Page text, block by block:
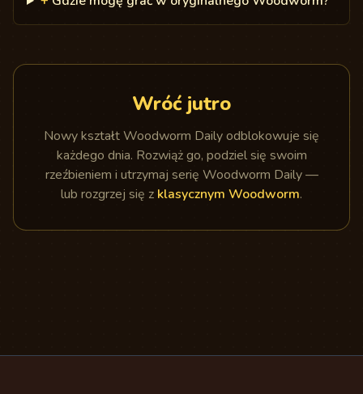
Wróć jutro
Nowy kształt Woodworm Daily odblokowuje się
każdego dnia. Rozwiąż go, podziel się swoim
rzeźbieniem i utrzymaj serię Woodworm Daily —
lub rozgrzej się z klasycznym Woodworm.